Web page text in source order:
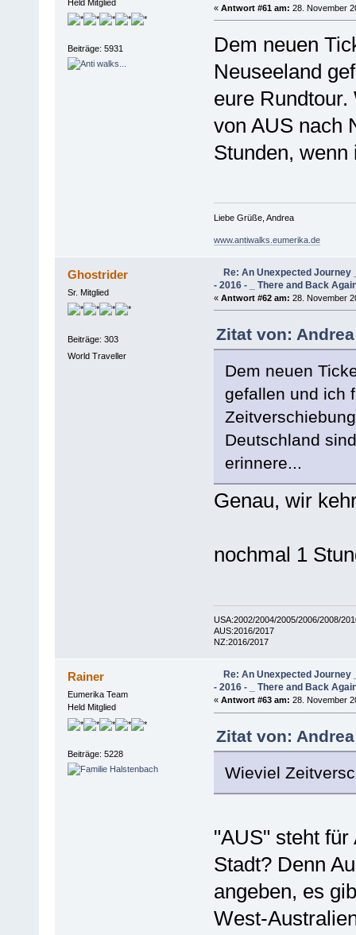
Held Mitglied
Beiträge: 5931
« Antwort #61 am: 28. November
Dem neuen
Neuseeland
eure
von AUS nach
Stunden,
Liebe Grüße, Andrea
www.antiwalks.eumerika.de
Ghostrider
Sr. Mitglied
Beiträge: 303
World Traveller
Re: An Unexpected Journey
- 2016 - _ There and Back
« Antwort #62 am: 28. November
Zitat von:
Dem neuen
gefallen und ich
Deutschland
erinnere...
Genau, wir
nochmal 1
USA:2002/2004/2005/2006/2008/
AUS:2016/2017
NZ:2016/2017
Rainer
Eumerika Team
Held Mitglied
Beiträge: 5228
Re: An Unexpected Journey
- 2016 - _ There and Back
« Antwort #63 am: 28. November
Zitat von:
Wieviel
"AUS" steht
Stadt? Denn
angeben, es
West-